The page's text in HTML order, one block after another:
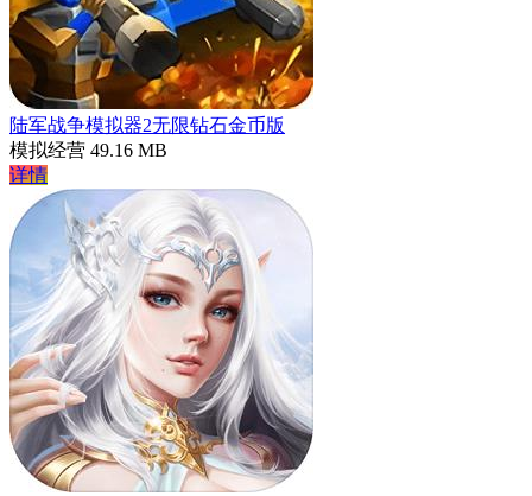
陆军战争模拟器2无限钻石金币版
模拟经营 49.16 MB
详情